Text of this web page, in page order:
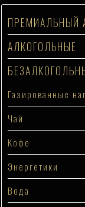
ПРЕМИАЛЬНЫЙ
АЛКОГОЛЬНЫЕ
Газированные
Чай
Кофе
Энергетики
Вода